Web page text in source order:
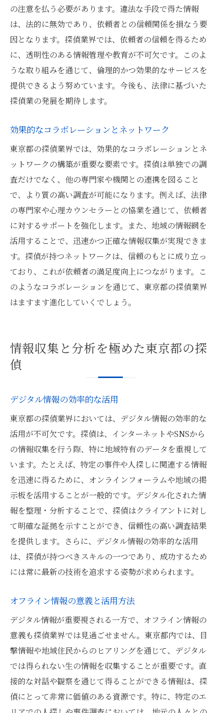
の注意を払う必要があります。違法な手段で得た情報
は、法的に無効であり、依頼者との信頼関係を損なう要
因となります。探偵業界では、依頼者の信頼を得るため
に、透明性のある情報管理や教育が不可欠です。このよ
うな取り組みを通じて、倫理的かつ効果的なサービスを
提供できるよう努めています。今後も、法律に基づいた
探偵業の発展を期待します。
効果的なコラボレーションとネットワーク
東京都の探偵業界では、効果的なコラボレーションとネ
ットワークの構築が重要な要素です。探偵は単独での調
査だけでなく、他の専門家や機関との連携を図ること
で、より質の高い調査が可能になります。例えば、法律
の専門家や心理カウンセラーとの協業を通じて、依頼者
に対するサポートを強化します。また、地域の情報網を
活用することで、迅速かつ正確な情報収集が実現できま
す。探偵が持つネットワークは、信頼のもとに成り立っ
ており、これが依頼者の満足度向上につながります。こ
のようなコラボレーションを通じて、東京都の探偵業界
はますます進化していくでしょう。
情報収集と分析を極めた東京都の探
偵
デジタル情報の効率的な活用
東京都の探偵業界においては、デジタル情報の効率的な
活用が不可欠です。探偵は、インターネットやSNSから
の情報収集を行う際、特に地域特有のデータを重視して
います。たとえば、特定の事件や人探しに関連する情報
を迅速に得るために、オンラインフォーラムや地域の掲
示板を活用することが一般的です。デジタル化された情
報を整理・分析することで、探偵はクライアントに対し
て明確な証拠を示すことができ、信頼性の高い調査結果
を提供します。さらに、デジタル情報の効率的な活用
は、探偵が持つべきスキルの一つであり、成功するため
には常に最新の技術を追求する姿勢が求められます。
オフライン情報の意義と活用方法
デジタル情報が重要視される一方で、オフライン情報の
意義も探偵業界では見過ごせません。東京都内では、目
撃情報や地域住民からのヒアリングを通じて、デジタル
では得られない生の情報を収集することが重要です。直
接的な対話や観察を通じて得ることができる情報は、探
偵にとって非常に価値のある資源です。特に、特定のエ